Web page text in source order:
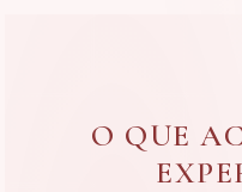
O QUE